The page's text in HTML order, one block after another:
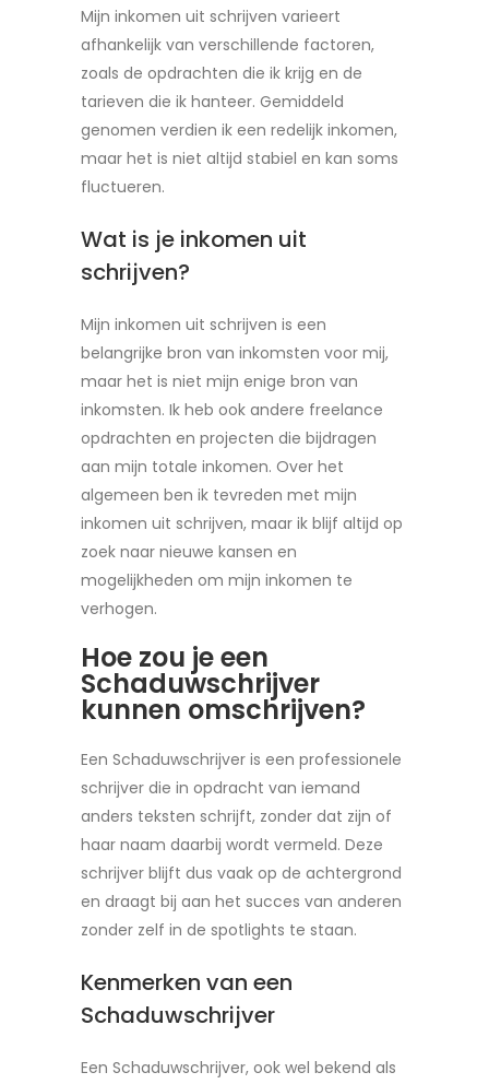
Mijn inkomen uit schrijven varieert
afhankelijk van verschillende factoren,
zoals de opdrachten die ik krijg en de
tarieven die ik hanteer. Gemiddeld
genomen verdien ik een redelijk inkomen,
maar het is niet altijd stabiel en kan soms
fluctueren.
Wat is je inkomen uit
schrijven?
Mijn inkomen uit schrijven is een
belangrijke bron van inkomsten voor mij,
maar het is niet mijn enige bron van
inkomsten. Ik heb ook andere freelance
opdrachten en projecten die bijdragen
aan mijn totale inkomen. Over het
algemeen ben ik tevreden met mijn
inkomen uit schrijven, maar ik blijf altijd op
zoek naar nieuwe kansen en
mogelijkheden om mijn inkomen te
verhogen.
Hoe zou je een
Schaduwschrijver
kunnen omschrijven?
Een Schaduwschrijver is een professionele
schrijver die in opdracht van iemand
anders teksten schrijft, zonder dat zijn of
haar naam daarbij wordt vermeld. Deze
schrijver blijft dus vaak op de achtergrond
en draagt bij aan het succes van anderen
zonder zelf in de spotlights te staan.
Kenmerken van een
Schaduwschrijver
Een Schaduwschrijver, ook wel bekend als